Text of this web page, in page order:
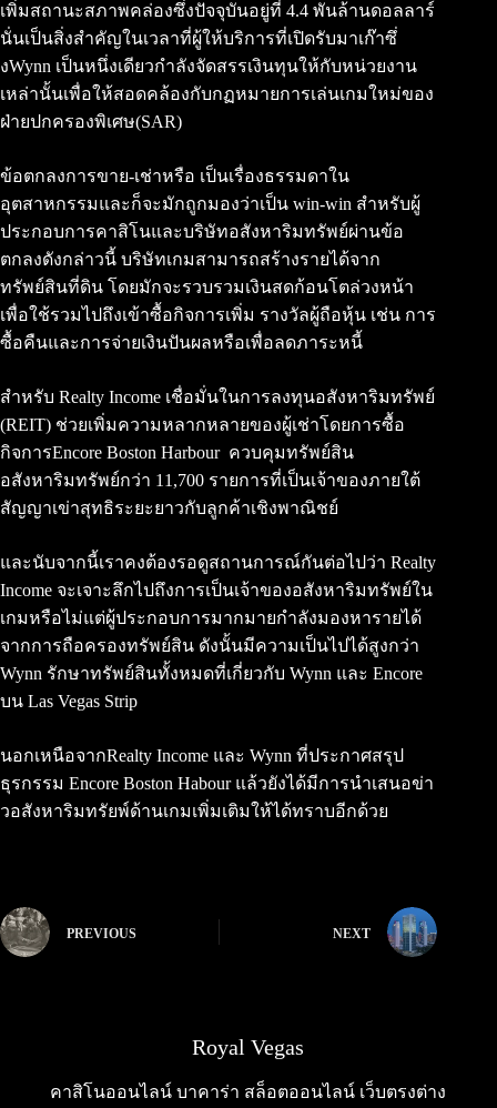
เพิ่มสถานะสภาพคล่องซึ่งปัจจุบันอยู่ที่ 4.4 พันล้านดอลลาร์
นั่นเป็นสิ่งสำคัญในเวลาที่ผู้ให้บริการที่เปิดรับมาเก๊าซึ่
งWynn เป็นหนึ่งเดียวกำลังจัดสรรเงินทุนให้กับหน่วยงาน
เหล่านั้นเพื่อให้สอดคล้องกับกฏหมายการเล่นเกมใหม่ของ
ฝ่ายปกครองพิเศษ(SAR)
ข้อตกลงการขาย-เช่าหรือ เป็นเรื่องธรรมดาใน
อุตสาหกรรมและก็จะมักถูกมองว่าเป็น win-win สำหรับผู้
ประกอบการคาสิโนและบริษัทอสังหาริมทรัพย์ผ่านข้อ
ตกลงดังกล่าวนี้ บริษัทเกมสามารถสร้างรายได้จาก
ทรัพย์สินที่ดิน โดยมักจะรวบรวมเงินสดก้อนโตล่วงหน้า
เพื่อใช้รวมไปถึงเข้าซื้อกิจการเพิ่ม รางวัลผู้ถือหุ้น เช่น การ
ซื้อคืนและการจ่ายเงินปันผลหรือเพื่อลดภาระหนี้
สำหรับ Realty Income เชื่อมั่นในการลงทุนอสังหาริมทรัพย์
(REIT) ช่วยเพิ่มความหลากหลายของผู้เช่าโดยการซื้อ
กิจการEncore Boston Harbour ควบคุมทรัพย์สิน
อสังหาริมทรัพย์กว่า 11,700 รายการที่เป็นเจ้าของภายใต้
สัญญาเข่าสุทธิระยะยาวกับลูกค้าเชิงพาณิชย์
และนับจากนี้เราคงต้องรอดูสถานการณ์กันต่อไปว่า Realty
Income จะเจาะลึกไปถึงการเป็นเจ้าของอสังหาริมทรัพย์ใน
เกมหรือไม่แต่ผู้ประกอบการมากมายกำลังมองหารายได้
จากการถือครองทรัพย์สิน ดังนั้นมีความเป็นไปได้สูงกว่า
Wynn รักษาทรัพย์สินทั้งหมดที่เกี่ยวกับ Wynn และ Encore
บน Las Vegas Strip
นอกเหนือจากRealty Income และ Wynn ที่ประกาศสรุป
ธุรกรรม Encore Boston Habour แล้วยังได้มีการนำเสนอข่า
วอสังหาริมทรัยพ์ด้านเกมเพิ่มเติมให้ได้ทราบอีกด้วย
PREVIOUS NEXT
Royal Vegas
คาสิโนออนไลน์ บาคาร่า สล็อตออนไลน์ เว็บตรงต่าง